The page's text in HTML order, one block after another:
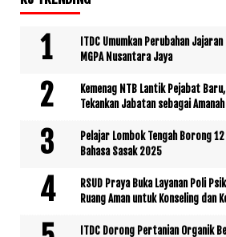
ITDC Umumkan Perubahan
MGPA Nusantara Jaya
Kemenag NTB Lantik Pejabat
Tekankan Jabatan sebagai Amanah
Pelajar Lombok Tengah Borong
Bahasa Sasak 2025
RSUD Praya Buka Layanan Poli
Ruang Aman untuk Konseling dan
ITDC Dorong Pertanian Organik